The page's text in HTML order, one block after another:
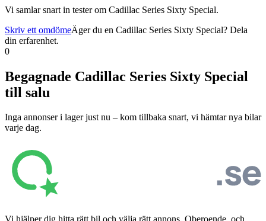
Vi samlar snart in tester om Cadillac Series Sixty Special.
Skriv ett omdömeÄger du en Cadillac Series Sixty Special? Dela
din erfarenhet.
0
Begagnade Cadillac Series Sixty Special
till salu
Inga annonser i lager just nu – kom tillbaka snart, vi hämtar nya bilar
varje dag.